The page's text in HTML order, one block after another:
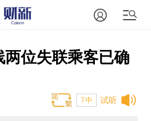
位失联乘客已确
试听
T中